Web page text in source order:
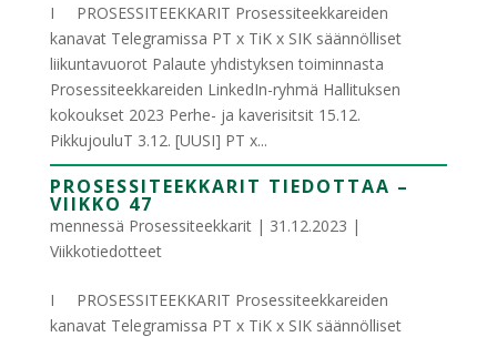
I PROSESSITEEKKARIT Prosessiteekkareiden
kanavat Telegramissa PT x TiK x SIK säännölliset
liikuntavuorot Palaute yhdistyksen toiminnasta
Prosessiteekkareiden LinkedIn-ryhmä Hallituksen
kokoukset 2023 Perhe- ja kaverisitsit 15.12.
PikkujouluT 3.12. [UUSI] PT x...
PROSESSITEEKKARIT TIEDOTTAA –
VIIKKO 47
mennessä Prosessiteekkarit| 31.12.2023 |
Viikkotiedotteet
I PROSESSITEEKKARIT Prosessiteekkareiden
kanavat Telegramissa PT x TiK x SIK säännölliset